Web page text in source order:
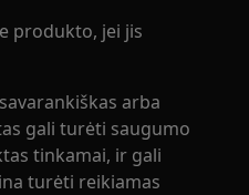
produkto, jei jis
arba
gali turėti saugumo
tinkamai, ir gali
turėti reikiamas